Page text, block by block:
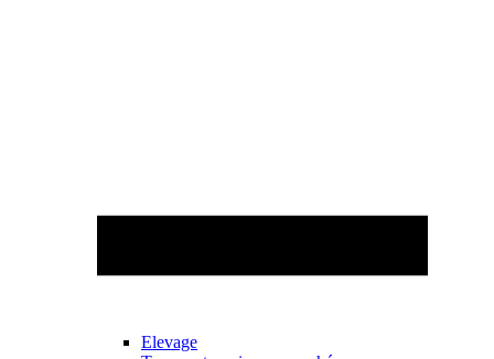
Elevage